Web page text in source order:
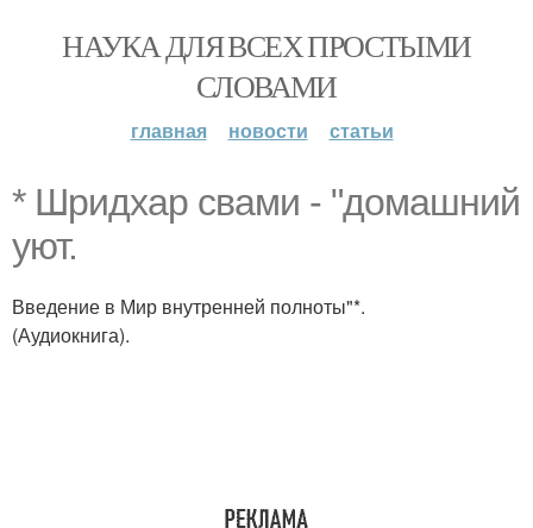
НАУКА ДЛЯ ВСЕХ ПРОСТЫМИ
СЛОВАМИ
главная новости статьи
* Шридхар свами - "домашний
уют.
Введение в Мир внутренней полноты"*.
(Аудиокнига).